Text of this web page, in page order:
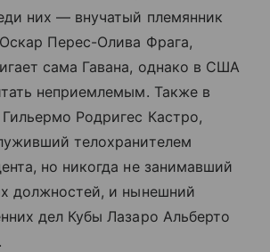
них — внучатый племянник
Перес-Олива Фрага,
сама Гавана, однако в США
неприемлемым. Также в
Родригес Кастро,
телохранителем
но никогда не занимавший
должностей, и нынешний
дел Кубы Лазаро Альберто